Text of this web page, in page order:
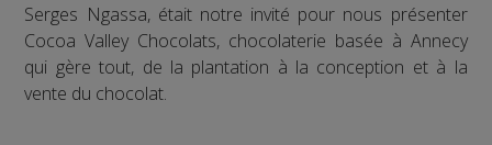
Serges Ngassa, était notre invité pour nous présenter
Cocoa Valley Chocolats, chocolaterie basée à Annecy
qui gère tout, de la plantation à la conception et à la
vente du chocolat.